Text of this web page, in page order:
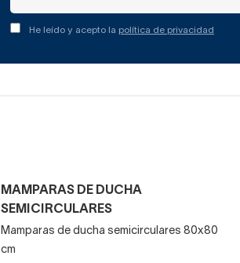
He leído y acepto la política de privacidad
MAMPARAS DE DUCHA
SEMICIRCULARES
Mamparas de ducha semicirculares 80x80
cm